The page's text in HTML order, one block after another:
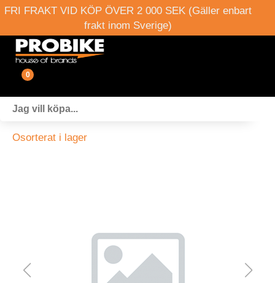
FRI FRAKT VID KÖP ÖVER 2 000 SEK (Gäller enbart
frakt inom Sverige)
0
Om oss
Osorterat i lager